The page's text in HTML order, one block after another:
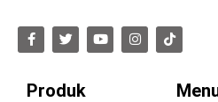
Produk